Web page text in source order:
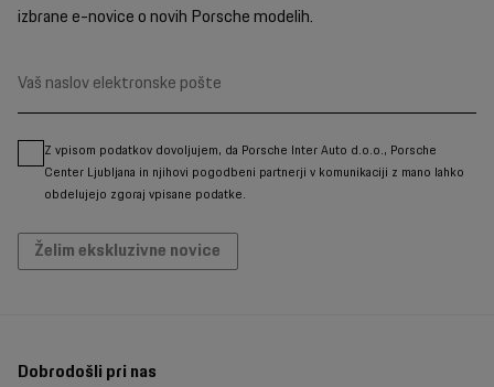
izbrane e-novice o novih Porsche modelih.
Z vpisom podatkov dovoljujem, da Porsche Inter Auto d.o.o., Porsche
Center Ljubljana in njihovi pogodbeni partnerji v komunikaciji z mano lahko
obdelujejo zgoraj vpisane podatke.
Želim ekskluzivne novice
Dobrodošli pri nas